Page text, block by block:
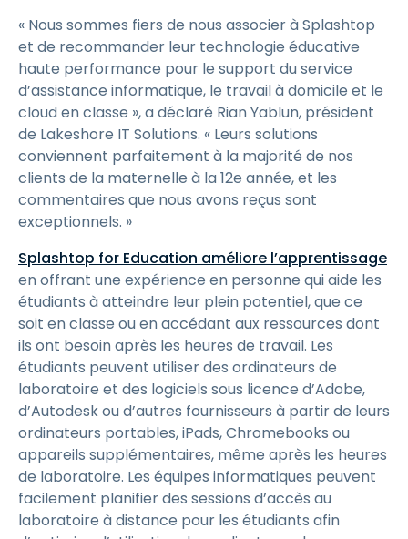
« Nous sommes fiers de nous associer à Splashtop
et de recommander leur technologie éducative
haute performance pour le support du service
d’assistance informatique, le travail à domicile et le
cloud en classe », a déclaré Rian Yablun, président
de Lakeshore IT Solutions. « Leurs solutions
conviennent parfaitement à la majorité de nos
clients de la maternelle à la 12e année, et les
commentaires que nous avons reçus sont
exceptionnels. »
Splashtop for Education améliore l’apprentissage
en offrant une expérience en personne qui aide les
étudiants à atteindre leur plein potentiel, que ce
soit en classe ou en accédant aux ressources dont
ils ont besoin après les heures de travail. Les
étudiants peuvent utiliser des ordinateurs de
laboratoire et des logiciels sous licence d’Adobe,
d’Autodesk ou d’autres fournisseurs à partir de leurs
ordinateurs portables, iPads, Chromebooks ou
appareils supplémentaires, même après les heures
de laboratoire. Les équipes informatiques peuvent
facilement planifier des sessions d’accès au
laboratoire à distance pour les étudiants afin